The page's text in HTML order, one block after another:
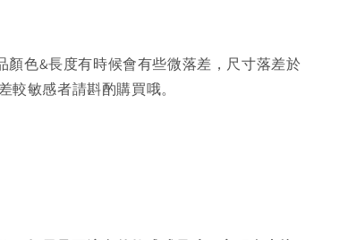
色&長度有時候會有些微落差，尺寸落差於
敏感者請斟酌購買哦。